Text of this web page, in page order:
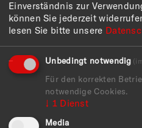
Einverständnis zur
können Sie jederzeit
lesen Sie bitte unsere
Unbedingt notwendig
Für den korrekten
notwendige Cookies.
↓ 1 Dienst
Media